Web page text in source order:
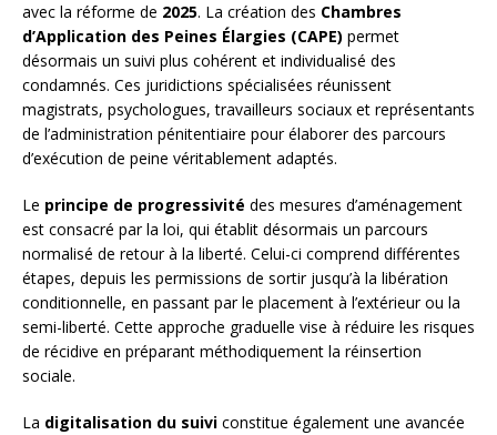
avec la réforme de 2025. La création des Chambres
d’Application des Peines Élargies (CAPE) permet
désormais un suivi plus cohérent et individualisé des
condamnés. Ces juridictions spécialisées réunissent
magistrats, psychologues, travailleurs sociaux et représentants
de l’administration pénitentiaire pour élaborer des parcours
d’exécution de peine véritablement adaptés.
Le principe de progressivité des mesures d’aménagement
est consacré par la loi, qui établit désormais un parcours
normalisé de retour à la liberté. Celui-ci comprend différentes
étapes, depuis les permissions de sortir jusqu’à la libération
conditionnelle, en passant par le placement à l’extérieur ou la
semi-liberté. Cette approche graduelle vise à réduire les risques
de récidive en préparant méthodiquement la réinsertion
sociale.
La digitalisation du suivi constitue également une avancée